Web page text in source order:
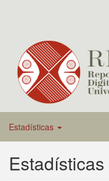
Estadísticas
Estadísticas